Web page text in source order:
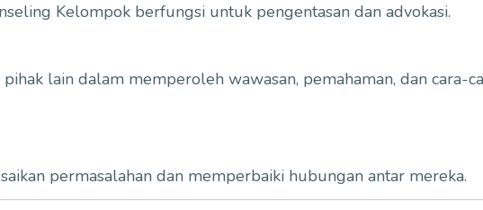
Kelompok berfungsi untuk pengentasan dan advokasi.
lain dalam memperoleh wawasan, pemahaman, dan cara-
permasalahan dan memperbaiki hubungan antar mereka.